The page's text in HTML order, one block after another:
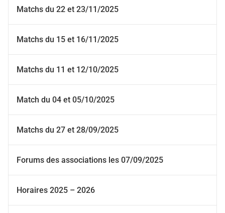
Matchs du 22 et 23/11/2025
Matchs du 15 et 16/11/2025
Matchs du 11 et 12/10/2025
Match du 04 et 05/10/2025
Matchs du 27 et 28/09/2025
Forums des associations les 07/09/2025
Horaires 2025 – 2026